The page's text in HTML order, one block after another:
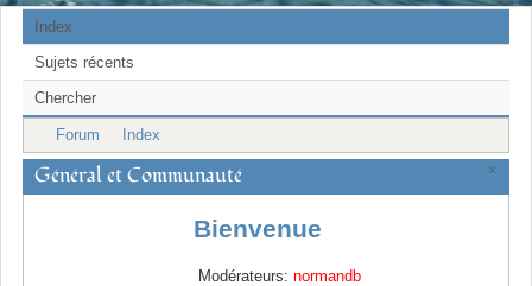
Index
Sujets récents
Chercher
Forum
Index
×
Général et Communauté
Bienvenue
Modérateurs:normandb